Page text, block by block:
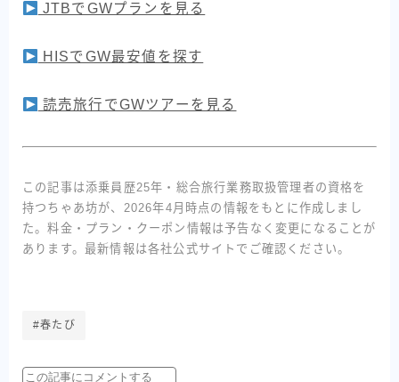
JTBでGWプランを見る
HISでGW最安値を探す
読売旅行でGWツアーを見る
この記事は添乗員歴25年・総合旅行業務取扱管理者の資格を
持つちゃあ坊が、2026年4月時点の情報をもとに作成しまし
た。料金・プラン・クーポン情報は予告なく変更になることが
あります。最新情報は各社公式サイトでご確認ください。
#春たび